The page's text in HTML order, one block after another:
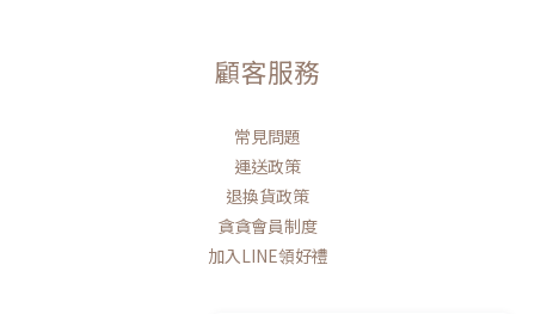
顧客服務
常見問題
運送政策
退換貨政策
貪貪會員制度
加入LINE領好禮